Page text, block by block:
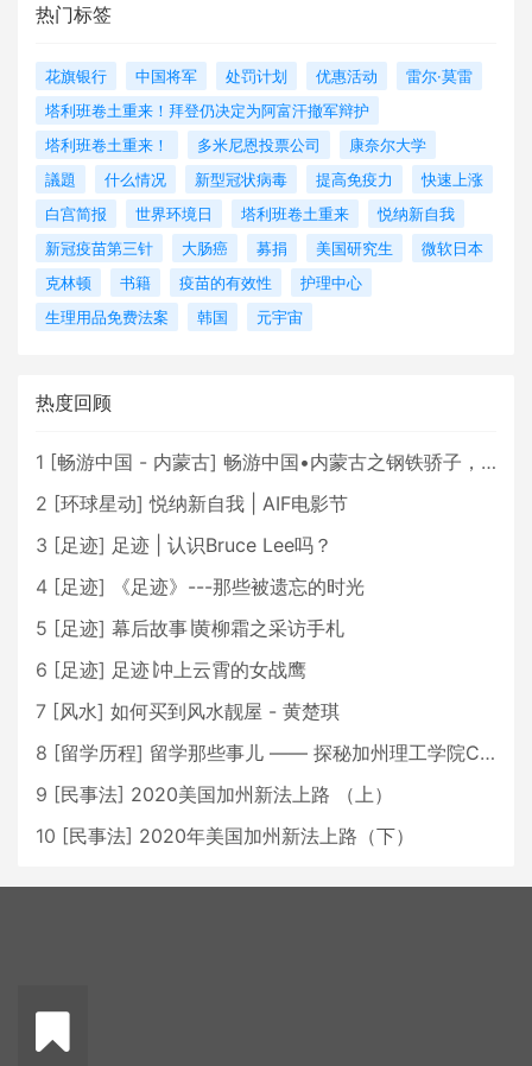
热门标签
花旗银行 中国将军 处罚计划 优惠活动
雷尔·莫雷
塔利班卷土重来！拜登仍决定为阿富汗撤军辩护
塔利班卷土重来！
多米尼恩投票公司
康奈尔大学
議題
什么情况 新型冠状病毒 提高免疫力
快速上涨
白宫简报
世界环境日 塔利班卷土重来
悦纳新自我
新冠疫苗第三针
大肠癌 募捐 美国研究生
微软日本
克林顿
书籍 疫苗的有效性
护理中心
生理用品免费法案
韩国 元宇宙
热度回顾
1 [畅游中国 - 内蒙古] 畅游中国•内蒙古之钢铁骄子，魅力包头
2 [环球星动] 悦纳新自我 | AIF电影节
3 [足迹] 足迹 | 认识Bruce Lee吗？
4 [足迹]
《足迹》---那些被遗忘的时光
5 [足迹] 幕后故事∣黄柳霜之采访手札
6 [足迹] 足迹∣冲上云霄的女战鹰
7 [风水] 如何买到风水靓屋 - 黄楚琪
8 [留学历程] 留学那些事儿 —— 探秘加州理工学院Caltech博士生活 [上集]
9 [民事法] 2020美国加州新法上路 （上）
10 [民事法] 2020年美国加州新法上路（下）